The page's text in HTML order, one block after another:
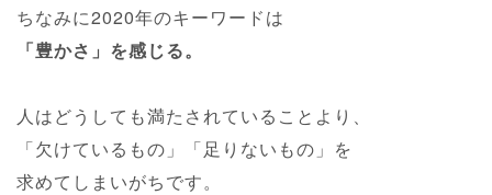
ちなみに2020年のキーワードは
「豊かさ」を感じる。
人はどうしても満たされていることより、
「欠けているもの」「足りないもの」を
求めてしまいがちです。